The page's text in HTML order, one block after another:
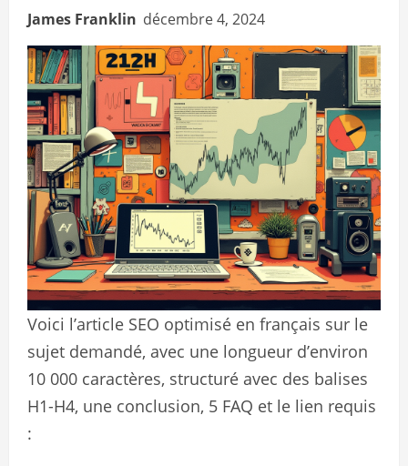
James Franklin décembre 4, 2024
Voici l’article SEO optimisé en français sur le
sujet demandé, avec une longueur d’environ
10 000 caractères, structuré avec des balises
H1-H4, une conclusion, 5 FAQ et le lien requis
: